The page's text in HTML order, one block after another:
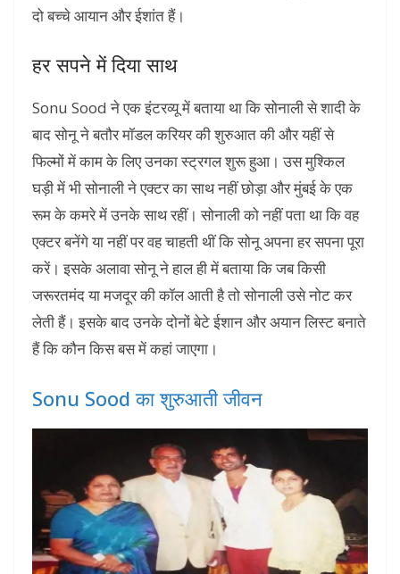
दो बच्चे आयान और ईशांत हैं।
हर सपने में दिया साथ
Sonu Sood ने एक इंटरव्यू में बताया था कि सोनाली से शादी के
बाद सोनू ने बतौर मॉडल करियर की शुरुआत की और यहीं से
फिल्मों में काम के लिए उनका स्ट्रगल शुरू हुआ। उस मुश्किल
घड़ी में भी सोनाली ने एक्टर का साथ नहीं छोड़ा और मुंबई के एक
रूम के कमरे में उनके साथ रहीं। सोनाली को नहीं पता था कि वह
एक्टर बनेंगे या नहीं पर वह चाहती थीं कि सोनू अपना हर सपना पूरा
करें। इसके अलावा सोनू ने हाल ही में बताया कि जब किसी
जरूरतमंद या मजदूर की कॉल आती है तो सोनाली उसे नोट कर
लेती हैं। इसके बाद उनके दोनों बेटे ईशान और अयान लिस्ट बनाते
हैं कि कौन किस बस में कहां जाएगा।
Sonu Sood का शुरुआती जीवन